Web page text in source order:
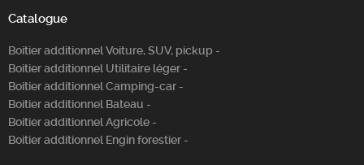
Catalogue
Boitier additionnel Voiture, SUV, pickup -
Boitier additionnel Utilitaire léger -
Boitier additionnel Camping-car -
Boitier additionnel Bateau -
Boitier additionnel Agricole -
Boitier additionnel Engin forestier -